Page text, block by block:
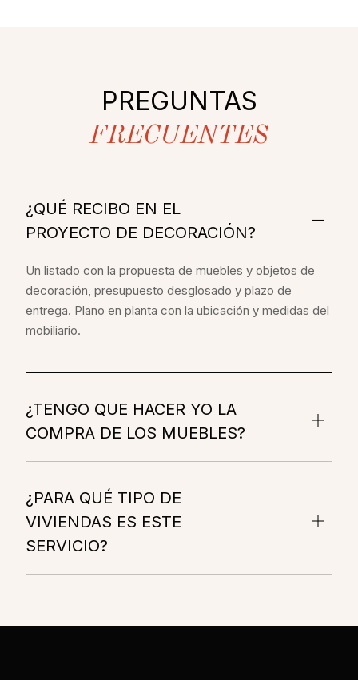
PREGUNTAS
FRECUENTES
¿QUÉ RECIBO EN EL
PROYECTO DE DECORACIÓN?
Un listado con la propuesta de muebles y objetos de
decoración, presupuesto desglosado y plazo de
entrega. Plano en planta con la ubicación y medidas del
mobiliario.
¿TENGO QUE HACER YO LA
COMPRA DE LOS MUEBLES?
¿PARA QUÉ TIPO DE
VIVIENDAS ES ESTE
SERVICIO?